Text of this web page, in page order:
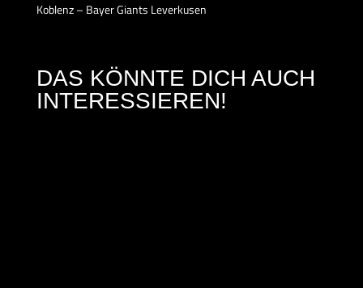
Koblenz – Bayer Giants Leverkusen
DAS KÖNNTE DICH AUCH
INTERESSIEREN!